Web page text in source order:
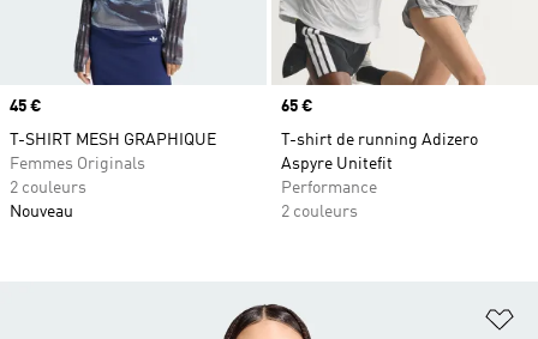
Prix
45 €
T-SHIRT MESH GRAPHIQUE
Femmes Originals
2 couleurs
Nouveau
Prix
65 €
T-shirt de running Adizero
Aspyre Unitefit
Performance
2 couleurs